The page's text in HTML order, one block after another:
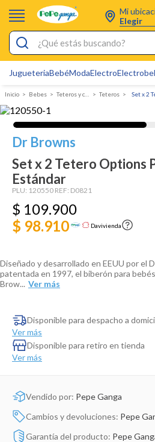
Mi
Elegir
¿Qué estás buscando?
JugueteriaBebéModaElectro
Bebes Teteros y chupos Teteros
Dr Browns
Set x 2 Tetero Options
Estándar
PLU: 120550 REF: D0821
$ 109.900
$ 98.910
Davivienda
Diseñado y desarrollado en EEUU por el
patentada en 1997, el biberón para
Brow...
Disponible para despacho a
Ver más
Disponible para retiro en tienda
Ver más
Vendido por: Pepe Ganga
Cambios y devoluciones: Pepe
Garantía del producto: Pepe
Pijamas
Electro
Figuras Toy Story
Carters
Cartas Pokemon
Silla Mecedora Bebé
Bebes
Dinosaurio Juguete